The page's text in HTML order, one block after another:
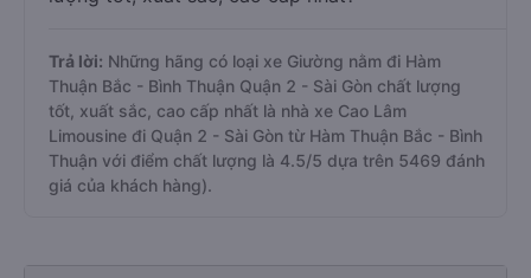
Trả lời: Những hãng có loại xe Giường nằm đi Hàm
Thuận Bắc - Bình Thuận Quận 2 - Sài Gòn chất lượng
tốt, xuất sắc, cao cấp nhất là nhà xe Cao Lâm
Limousine đi Quận 2 - Sài Gòn từ Hàm Thuận Bắc - Bình
Thuận với điểm chất lượng là 4.5/5 dựa trên 5469 đánh
giá của khách hàng).